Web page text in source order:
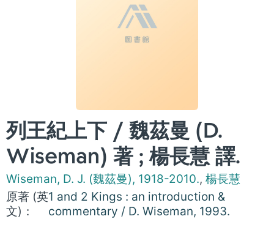
列王紀上下 / 魏茲曼 (D.
Wiseman) 著 ; 楊長慧 譯.
Wiseman, D. J. (魏茲曼), 1918-2010., 楊長慧
原著 (英
文)：
1 and 2 Kings : an introduction &
commentary / D. Wiseman, 1993.